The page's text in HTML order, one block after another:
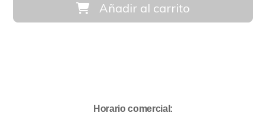
Añadir al carrito
Horario comercial: